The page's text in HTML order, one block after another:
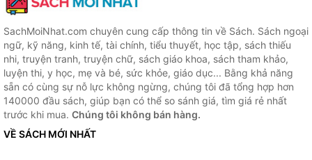
SachMoiNhat.com chuyên cung cấp thông tin về Sách. Sách ngoại
ngữ, kỹ năng, kinh tế, tài chính, tiểu thuyết, học tập, sách thiếu
nhi, truyện tranh, truyện chữ, sách giáo khoa, sách tham khảo,
luyện thi, y học, mẹ và bé, sức khỏe, giáo dục... Bằng khả năng
sẵn có cùng sự nỗ lực không ngừng, chúng tôi đã tổng hợp hơn
140000 đầu sách, giúp bạn có thể so sánh giá, tìm giá rẻ nhất
trước khi mua. Chúng tôi không bán hàng.
VỀ SÁCH MỚI NHẤT